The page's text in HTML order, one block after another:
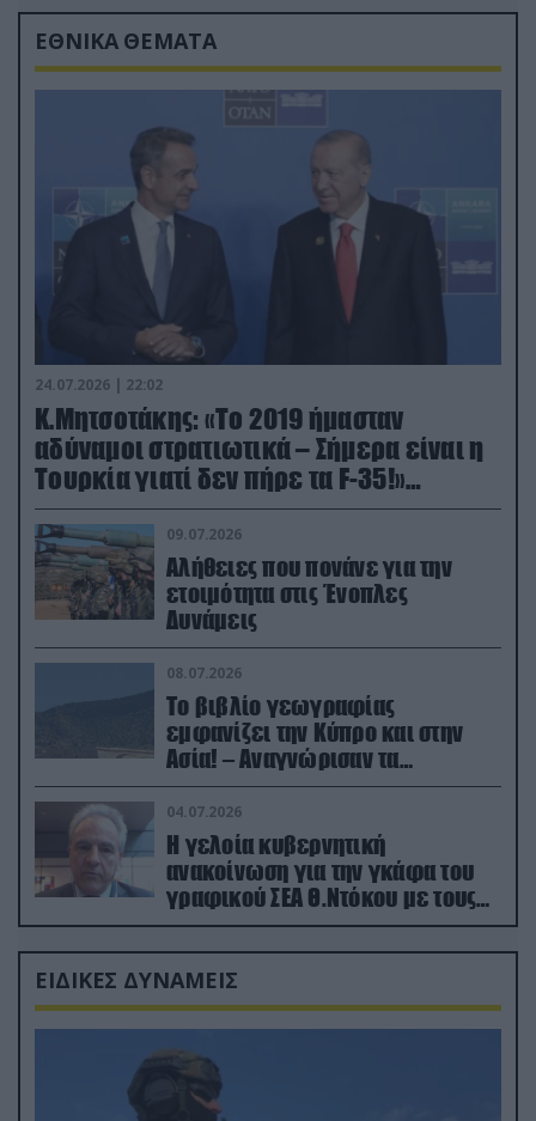
ΕΘΝΙΚΑ ΘΕΜΑΤΑ
24.07.2026 | 22:02
Κ.Μητσοτάκης: «Το 2019 ήμασταν
αδύναμοι στρατιωτικά – Σήμερα είναι η
Τουρκία γιατί δεν πήρε τα F-35!»
(βίντεο)
09.07.2026
Αλήθειες που πονάνε για την
ετοιμότητα στις Ένοπλες
Δυνάμεις
08.07.2026
Το βιβλίο γεωγραφίας
εμφανίζει την Κύπρο και στην
Ασία! – Αναγνώρισαν τα
κατεχόμενα; (φωτο)
04.07.2026
Η γελοία κυβερνητική
ανακοίνωση για την γκάφα του
γραφικού ΣΕΑ Θ.Ντόκου με τους
Ρώσους φαρσέρ
ΕΙΔΙΚΕΣ ΔΥΝΑΜΕΙΣ